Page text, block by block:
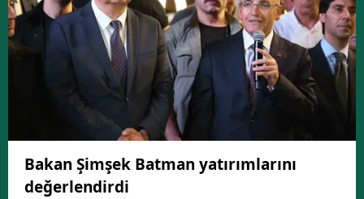
Bakan Şimşek Batman yatırımlarını
değerlendirdi